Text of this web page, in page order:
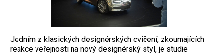
Jedním z klasických designérských cvičení, zkoumajících
reakce veřejnosti na nový designérský styl, je studie